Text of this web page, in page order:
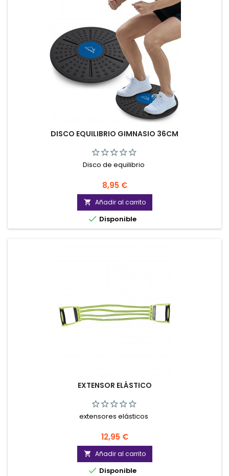
DISCO EQUILIBRIO GIMNASIO 36CM
Disco de equilibrio
Precio
8,95 €
 Añadir al carrito
 Disponible
EXTENSOR ELÁSTICO
extensores elásticos
Precio
12,95 €
 Añadir al carrito
 Disponible